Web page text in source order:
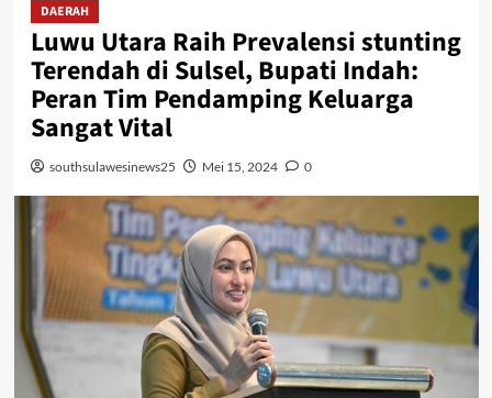
DAERAH
Luwu Utara Raih Prevalensi stunting
Terendah di Sulsel, Bupati Indah:
Peran Tim Pendamping Keluarga
Sangat Vital
southsulawesinews25 Mei 15, 2024 0